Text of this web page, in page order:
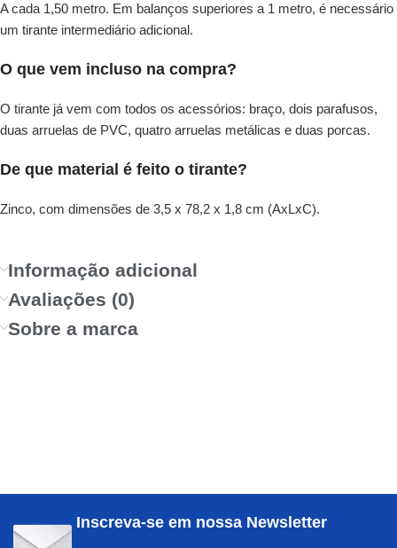
A cada 1,50 metro. Em balanços superiores a 1 metro, é necessário
um tirante intermediário adicional.
O que vem incluso na compra?
O tirante já vem com todos os acessórios: braço, dois parafusos,
duas arruelas de PVC, quatro arruelas metálicas e duas porcas.
De que material é feito o tirante?
Zinco, com dimensões de 3,5 x 78,2 x 1,8 cm (AxLxC).
Informação adicional
Avaliações (0)
Sobre a marca
Inscreva-se em nossa Newsletter